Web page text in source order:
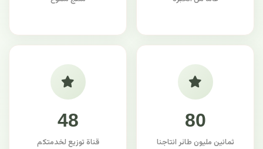
80
ثمانين مليون طائر انتاجنا
48
قناة توزيع لخدمتكم